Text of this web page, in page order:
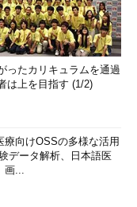
ったカリキュラムを通過
は上を目指す (1/2)
向けOSSの多様な活用
データ解析、日本語医
画...